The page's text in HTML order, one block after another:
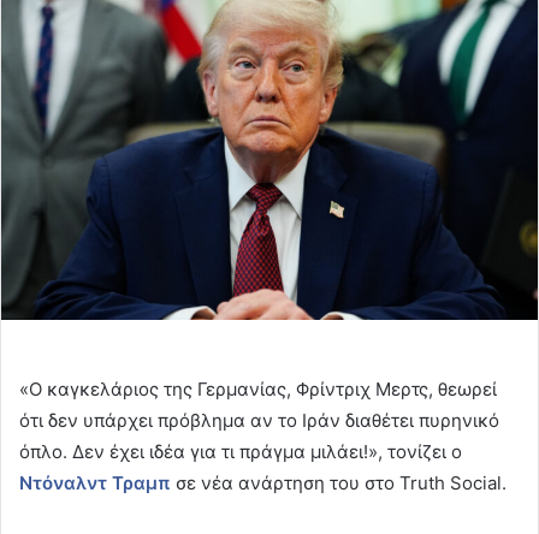
email
«Ο καγκελάριος της Γερμανίας, Φρίντριχ Μερτς, θεωρεί
ότι δεν υπάρχει πρόβλημα αν το Ιράν διαθέτει πυρηνικό
όπλο. Δεν έχει ιδέα για τι πράγμα μιλάει!», τονίζει ο
Ντόναλντ Τραμπ σε νέα ανάρτηση του στο Truth Social.